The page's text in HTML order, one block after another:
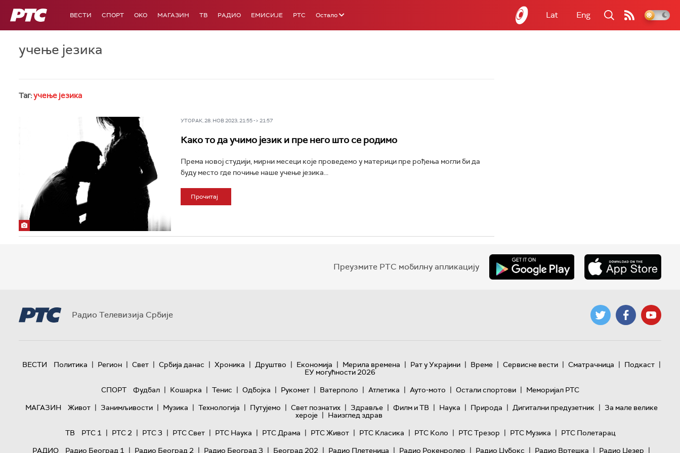
РТС ВЕСТИ СПОРТ OKO МАГАЗИН ТВ РАДИО ЕМИСИЈЕ РТС Остало Lat Eng
учење језика
Таг:учење језика
УТОРАК, 28. НОВ 2023, 21:55 -> 21:57
Како то да учимо језик и пре него што се родимо
Према новој студији, мирни месеци које проведемо у материци пре рођења могли би да
буду место где почиње наше учење језика...
Прочитај
Преузмите РТС мобилну апликацију
Радио Телевизија Србије
ВЕСТИ Политика | Регион | Свет | Србија данас | Хроника | Друштво | Економија | Мерила времена | Рат у Украјини | Време | Сервисне вести | Сматрачница | Подкаст |
ЕУ могућности 2026
СПОРТ
Фудбал | Кошарка | Тенис | Одбојка | Рукомет | Ватерполо | Атлетика | Ауто-мото | Остали спортови | Меморијал РТС
МАГАЗИН
Живот | Занимљивости | Музика | Технологијa | Путујемо | Свет познатих | Здравље | Филм и ТВ | Наука | Природа | Дигитални предузетник | За мале велике
хероје | Наизглед здрав
ТВ
РТС 1 | РТС 2 | РТС 3 | РТС Свет | РТС Наука | РТС Драма | РТС Живот | РТС Класика | РТС Коло | РТС Трезор | РТС Музика | РТС Полетарац
РАДИО
Радио Београд 1 | Радио Београд 2 | Радио Београд 3 | Београд 202 | Радио Плетеница | Радио Рокенролер | Радио Џубокс | Радио Вртешка | Радио Џезер |